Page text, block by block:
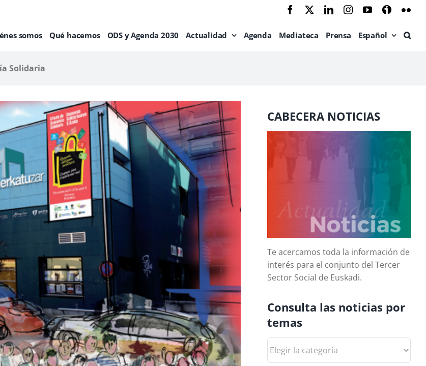
Facebook LinkedInInstagramYouTube
Ivoox
somos Qué hacemos ODS y Agenda 2030 Actualidad Agenda Mediateca Prensa Español
Solidaria
CABECERA NOTICIAS
Te acercamos toda la información de
interés para el conjunto del Tercer
Sector Social de Euskadi.
Consulta las noticias por
temas
las